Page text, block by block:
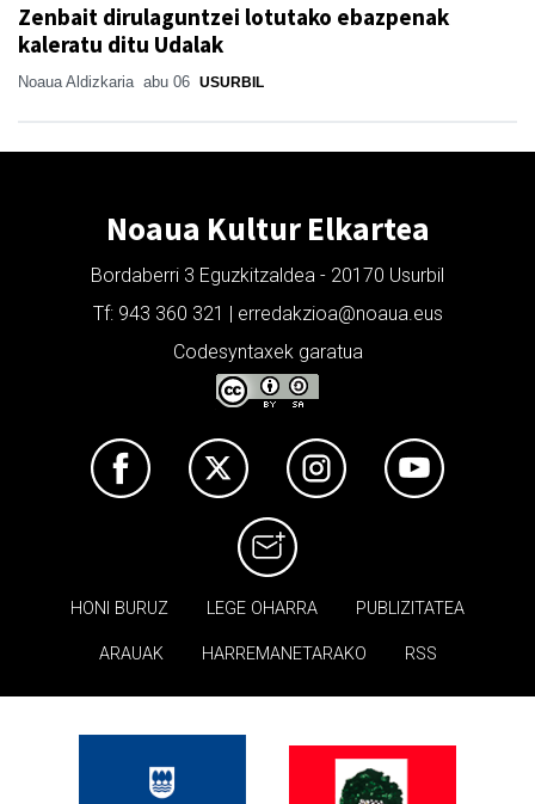
Zenbait dirulaguntzei lotutako ebazpenak
kaleratu ditu Udalak
Noaua Aldizkaria abu 06 USURBIL
Noaua Kultur Elkartea
Bordaberri 3 Eguzkitzaldea - 20170 Usurbil
Tf: 943 360 321 | erredakzioa@noaua.eus
Codesyntaxek garatua
HONI BURUZ LEGE OHARRA PUBLIZITATEA
ARAUAK HARREMANETARAKO RSS